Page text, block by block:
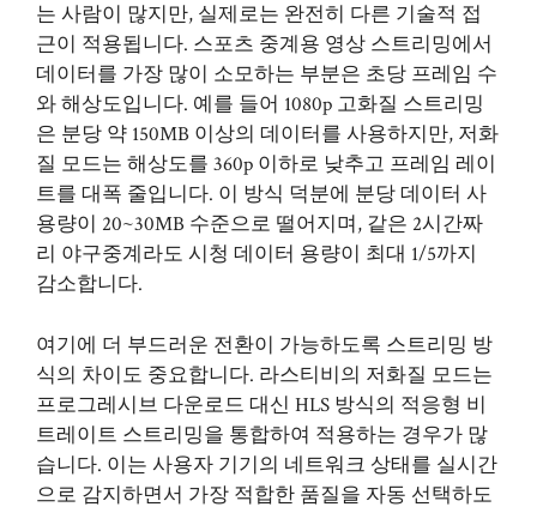
는 사람이 많지만, 실제로는 완전히 다른 기술적 접
근이 적용됩니다. 스포츠 중계용 영상 스트리밍에서
데이터를 가장 많이 소모하는 부분은 초당 프레임 수
와 해상도입니다. 예를 들어 1080p 고화질 스트리밍
은 분당 약 150MB 이상의 데이터를 사용하지만, 저화
질 모드는 해상도를 360p 이하로 낮추고 프레임 레이
트를 대폭 줄입니다. 이 방식 덕분에 분당 데이터 사
용량이 20~30MB 수준으로 떨어지며, 같은 2시간짜
리 야구중계라도 시청 데이터 용량이 최대 1/5까지
감소합니다.
여기에 더 부드러운 전환이 가능하도록 스트리밍 방
식의 차이도 중요합니다. 라스티비의 저화질 모드는
프로그레시브 다운로드 대신 HLS 방식의 적응형 비
트레이트 스트리밍을 통합하여 적용하는 경우가 많
습니다. 이는 사용자 기기의 네트워크 상태를 실시간
으로 감지하면서 가장 적합한 품질을 자동 선택하도